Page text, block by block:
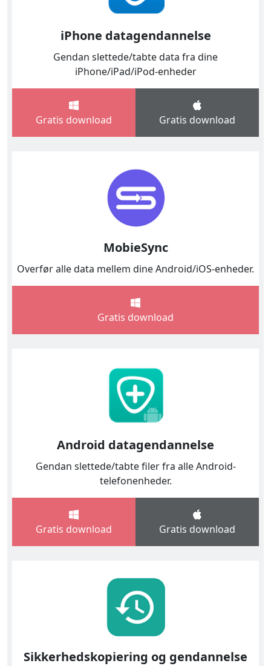
iPhone datagendannelse
Gendan slettede/tabte data fra dine
iPhone/iPad/iPod-enheder
Gratis download Gratis download
MobieSync
Overfør alle data mellem dine Android/iOS-enheder.
Gratis download
Android datagendannelse
Gendan slettede/tabte filer fra alle Android-
telefonenheder.
Gratis download Gratis download
Sikkerhedskopiering og gendannelse